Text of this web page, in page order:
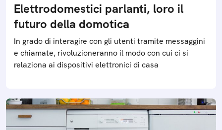
Elettrodomestici parlanti, loro il
futuro della domotica
In grado di interagire con gli utenti tramite messaggini
e chiamate, rivoluzioneranno il modo con cui ci si
relaziona ai dispositivi elettronici di casa